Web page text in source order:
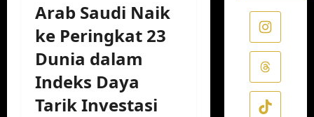
Arab Saudi Naik
ke Peringkat 23
Dunia dalam
Indeks Daya
Tarik Investasi